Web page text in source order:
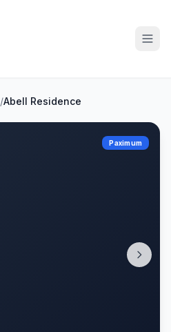
/Abell Residence
Paximum